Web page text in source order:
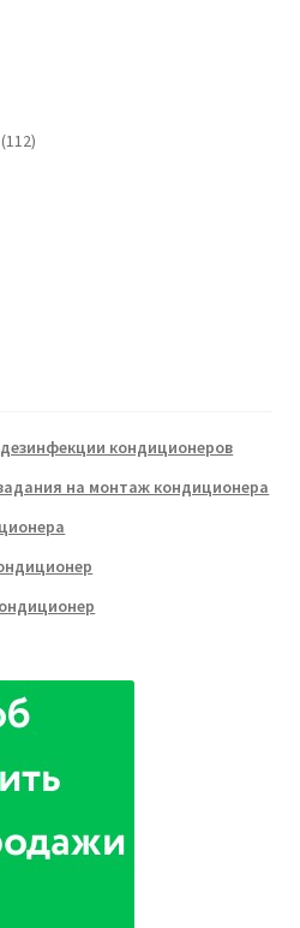
112112
кондиционеров
на монтаж кондиционера